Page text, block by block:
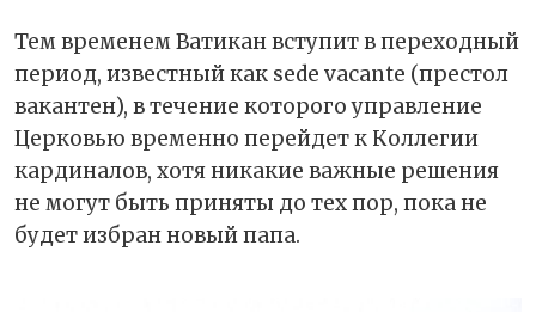
Тем временем Ватикан вступит в переходный
период, известный как sede vacante (престол
вакантен), в течение которого управление
Церковью временно перейдет к Коллегии
кардиналов, хотя никакие важные решения
не могут быть приняты до тех пор, пока не
будет избран новый папа.